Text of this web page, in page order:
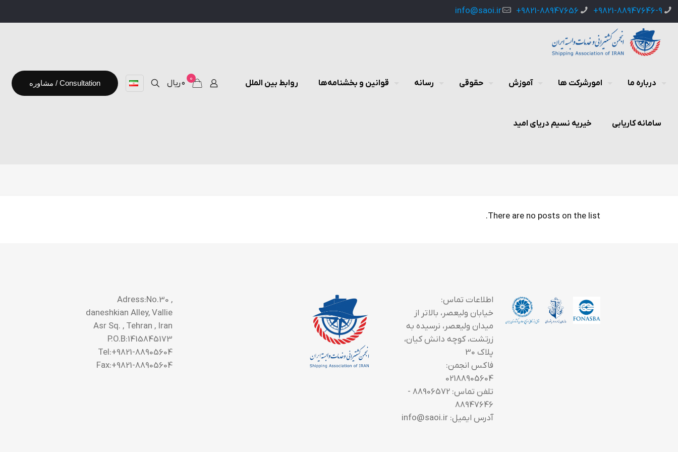
9821-88947646-9+
9821-88947656+
info@saoi.ir
درباره ما امورشرکت ها آموزش حقوقی رسانه قوانین و بخشنامه‌ها روابط بین الملل
سامانه کاریابی خیریه نسیم دریای امید
0 ۰ ریال مشاوره / Consultation
There are no posts on the list.
اطلاعات تماس:
خیابان ولیعصر، بالاتر از
میدان ولیعصر، نرسیده به
زرتشت، کوچه دانش کیان،
پلاک 30
فاکس انجمن:
02188905604
تلفن تماس: 88906572 -
88947646
آدرس ایمیل: info@saoi.ir
Adress:No.30 ,
daneshkian Alley, Vallie
Asr Sq. , Tehran , Iran
P.O.B:1415845173
Tel:+9821-88905604
Fax:+9821-88905604